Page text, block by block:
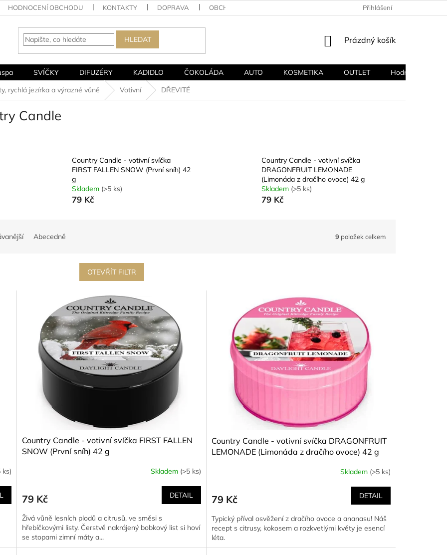
HODNOCENÍ OBCHODU KONTAKTY DOPRAVA OBCHODNÍ PODMÍNKY PODMÍNKY OCHRANY OSOBNÍCH ÚDAJŮ
Přihlášení
HLEDAT
NÁKUPNÍ
Prázdný košík
SVÍČKY DIFUZÉRY KADIDLO ČOKOLÁDA AUTO KOSMETIKA OUTLET
Hodnocení
rychlá jezírka a výrazné vůně Votivní DŘEVITÉ
Candle
Country Candle - votivní svíčka
FIRST FALLEN SNOW (První sníh) 42
g
Skladem (>5 ks)
79 Kč
Country Candle - votivní svíčka
DRAGONFRUIT LEMONADE
(Limonáda z dračího ovoce) 42 g
Skladem (>5 ks)
79 Kč
Abecedně 9 položek celkem
OTEVŘÍT FILTR
ks)
Country Candle - votivní svíčka FIRST FALLEN
SNOW (První sníh) 42 g
Skladem (>5 ks)
79 Kč DETAIL
Živá vůně lesních plodů a citrusů, ve směsi s
hřebíčkovými listy. Čerstvě nakrájený bobkový list si hoví
se stopami zimní máty a...
Country Candle - votivní svíčka DRAGONFRUIT
LEMONADE (Limonáda z dračího ovoce) 42 g
Skladem (>5 ks)
79 Kč DETAIL
Typický příval osvěžení z dračího ovoce a ananasu! Náš
recept s citrusy, kokosem a rozkvetlými květy je esencí
léta.